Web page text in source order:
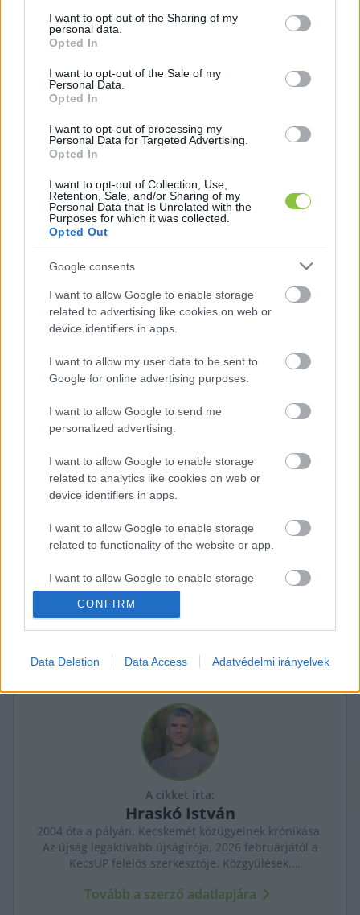
not limited to your visit or usage behaviour. You may click to
grant or deny consent to Google and its third-party tags to
use your data for below specified purposes in below Google
consent section.
I want to opt-out of the Sharing of my
personal data.
Opted In
I want to opt-out of the Sale of my
Personal Data.
Opted In
I want to opt-out of processing my
Personal Data for Targeted Advertising.
Opted In
I want to opt-out of Collection, Use,
Retention, Sale, and/or Sharing of my
Personal Data that Is Unrelated with the
Purposes for which it was collected.
Opted Out
Google consents
I want to allow Google to enable storage
related to advertising like cookies on web or
device identifiers in apps.
I want to allow my user data to be sent to
Google for online advertising purposes.
I want to allow Google to send me
personalized advertising.
I want to allow Google to enable storage
related to analytics like cookies on web or
device identifiers in apps.
I want to allow Google to enable storage
related to functionality of the website or app.
I want to allow Google to enable storage
related to personalization.
I want to allow Google to enable storage
functionality and fraud prevention, and other
CONFIRM
Data Deletion Data Access Adatvédelmi irányelvek
fiatalt is napi rendszerességgel kiszolgáltak. Őt
másfél év alatt 480 adag droghoz juttatták –
csoportvezető ügyésztől, a Bács-Kiskun
Vármegyei Főügyészség sajtószóvivőjétől.
Hozzátette: a kiskorú részére értékesített
pszichoaktív anyag hatóanyagtartalma a csekély
mennyiség alsó határának tizenkétszerese volt.
Az ügyészség a családtagokat
nem töltött személy felhasználásával elkövetett
vádolja. Mindhármójuknak végrehajtandó
börtönbüntetést indítványoznak, és emellett azt
vagyonelkobzással is sújtsák őket. Ügyükben a
ECSUP SHORTS Összes videó
A cikket írta:
Hraskó István
2004 óta a pályán, Kecskemét közügyeinek krónikása.
Az újság legaktívabb újságírója, 2026 februárjától a
KecsUP felelős szerkesztője. Közgyűlések,
arca és a háttérben élők történetei egyszerre jelennek
Tovább a szerző adatlapjára